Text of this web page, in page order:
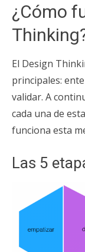
¿Cómo
El Design
principales:
validar. A
cada una de
funciona esta
Las 5